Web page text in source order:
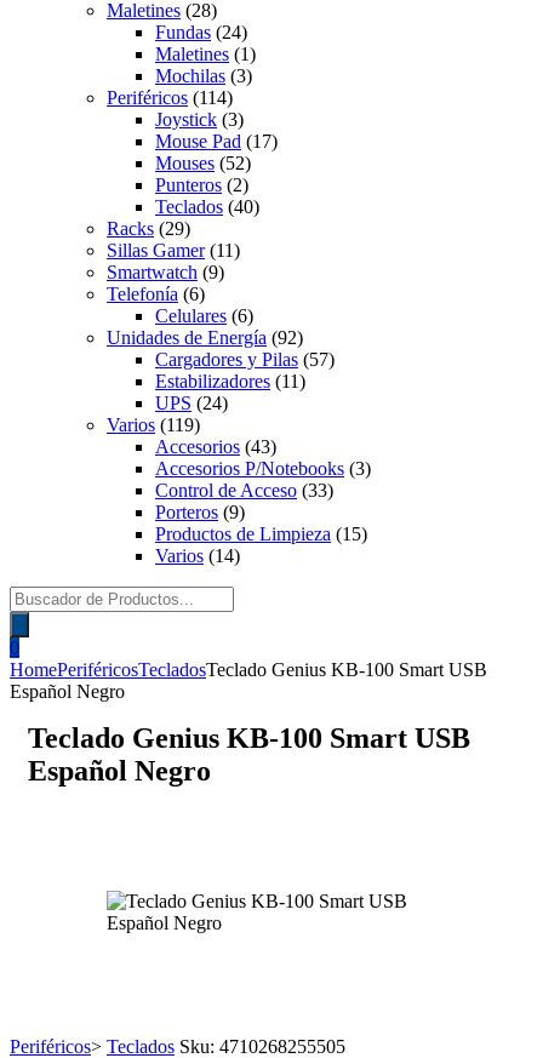
Maletines (28)
Fundas (24)
Maletines (1)
Mochilas (3)
Periféricos (114)
Joystick (3)
Mouse Pad (17)
Mouses (52)
Punteros (2)
Teclados (40)
Racks (29)
Sillas Gamer (11)
Smartwatch (9)
Telefonía (6)
Celulares (6)
Unidades de Energía (92)
Cargadores y Pilas (57)
Estabilizadores (11)
UPS (24)
Varios (119)
Accesorios (43)
Accesorios P/Notebooks (3)
Control de Acceso (33)
Porteros (9)
Productos de Limpieza (15)
Varios (14)
Búsqueda
de
productos
0
HomePeriféricosTecladosTeclado Genius KB-100 Smart USB
Español Negro
Teclado Genius KB-100 Smart USB
Español Negro
Periféricos> Teclados Sku: 4710268255505